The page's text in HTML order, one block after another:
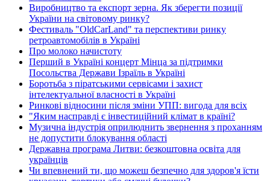
Виробництво та експорт зерна. Як зберегти позиції
України на світовому ринку?
Фестиваль "OldCarLand" та перспективи ринку
ретроавтомобілів в Україні
Про молоко начистоту
Перший в Україні концерт Мінца за підтримки
Посольства Держави Ізраїль в Україні
Боротьба з піратськими сервісами і захист
інтелектуальної власності в Україні
Ринкові відносини після зміни УПП: вигода для всіх
"Яким насправді є інвестиційний клімат в країні?
Музична індустрія оприлюднить звернення з проханням
не допустити блокування області
Державна програма Литви: безкоштовна освіта для
українців
Чи впевнений ти, що можеш безпечно для здоров'я їсти